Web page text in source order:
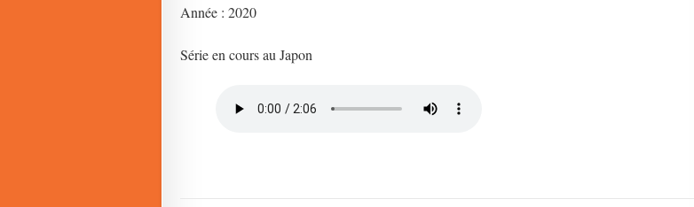
Année : 2020
Série en cours au Japon